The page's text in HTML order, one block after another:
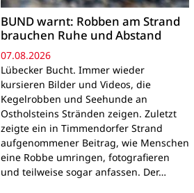
BUND warnt: Robben am Strand
brauchen Ruhe und Abstand
07.08.2026
Lübecker Bucht. Immer wieder
kursieren Bilder und Videos, die
Kegelrobben und Seehunde an
Ostholsteins Stränden zeigen. Zuletzt
zeigte ein in Timmendorfer Strand
aufgenommener Beitrag, wie Menschen
eine Robbe umringen, fotografieren
und teilweise sogar anfassen. Der…